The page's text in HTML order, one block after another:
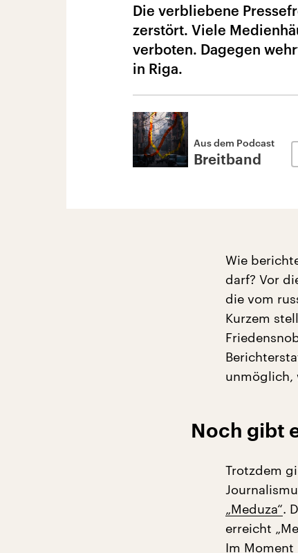
Die verbliebene
zerstört. Viele
verboten. Dagegen
in Riga.
Aus dem Podcast
Breitband
Wie
darf? Vor
die vom
Kurzem
unmöglich,
Noch gibt
Trotzdem
„Meduza“.
erreicht
Im Moment